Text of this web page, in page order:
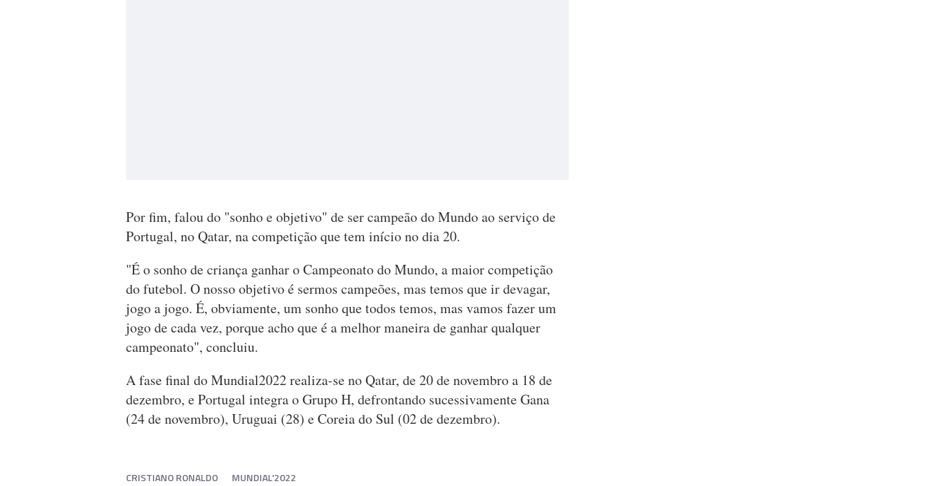
Por fim, falou do "sonho e objetivo" de ser campeão do Mundo ao serviço de
Portugal, no Qatar, na competição que tem início no dia 20.
"É o sonho de criança ganhar o Campeonato do Mundo, a maior competição
do futebol. O nosso objetivo é sermos campeões, mas temos que ir devagar,
jogo a jogo. É, obviamente, um sonho que todos temos, mas vamos fazer um
jogo de cada vez, porque acho que é a melhor maneira de ganhar qualquer
campeonato", concluiu.
A fase final do Mundial2022 realiza-se no Qatar, de 20 de novembro a 18 de
dezembro, e Portugal integra o Grupo H, defrontando sucessivamente Gana
(24 de novembro), Uruguai (28) e Coreia do Sul (02 de dezembro).
CRISTIANO RONALDO MUNDIAL'2022